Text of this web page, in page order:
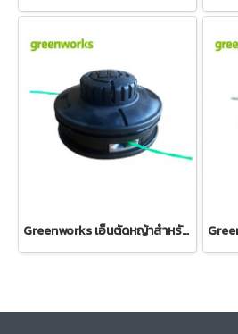
Greenworks เอ็นตัดหญ้าสำหรับเครื่องตัดหญ้า 80V